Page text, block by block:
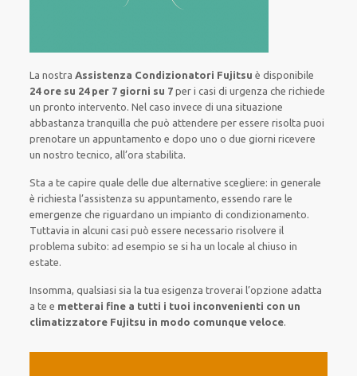
La nostraAssistenza Condizionatori Fujitsu è disponibile
24 ore su 24 per 7 giorni su 7 per i casi di urgenza che richiede
un pronto intervento. Nel caso invece di una situazione
abbastanza tranquilla che può attendere per essere risolta puoi
prenotare un appuntamento e dopo uno o due giorni ricevere
un nostro tecnico, all’ora stabilita.
Sta a te capire quale delle due alternative scegliere: in generale
è richiesta l’assistenza su appuntamento, essendo rare le
emergenze che riguardano un impianto di condizionamento.
Tuttavia in alcuni casi può essere necessario risolvere il
problema subito: ad esempio se si ha un locale al chiuso in
estate.
Insomma, qualsiasi sia la tua esigenza troverai l’opzione adatta
a te e metterai fine a tutti i tuoi inconvenienti con un
climatizzatore Fujitsu in modo comunque veloce.